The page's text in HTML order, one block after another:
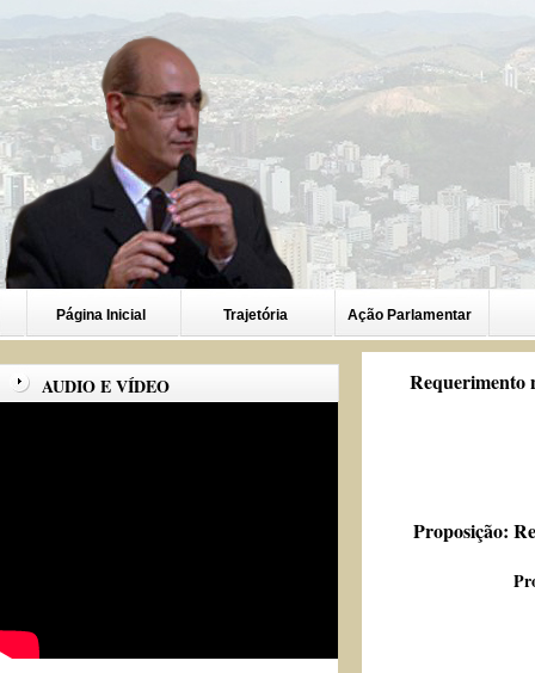
Página Inicial Trajetória Ação Parlamentar
AUDIO E VÍDEO Requerimento
Proposição: